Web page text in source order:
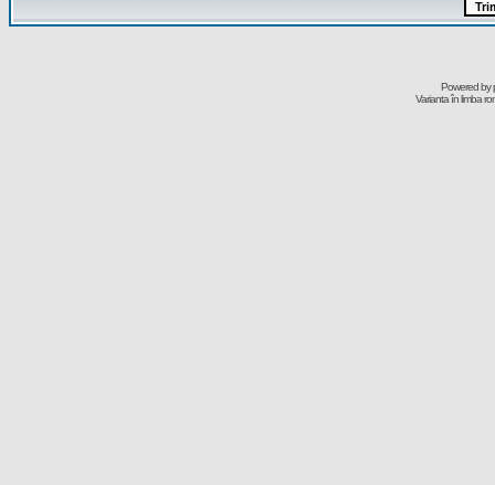
Powered by
Varianta în limba